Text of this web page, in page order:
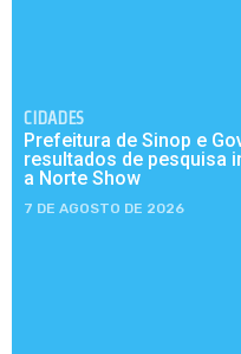
CIDADES
Prefeitura de Sinop e
resultados de pesquisa
a Norte Show
7 DE AGOSTO DE 2026